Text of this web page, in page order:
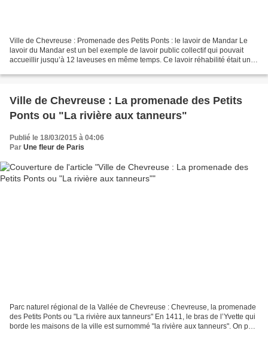
Ville de Chevreuse : Promenade des Petits Ponts : le lavoir de Mandar Le
lavoir du Mandar est un bel exemple de lavoir public collectif qui pouvait
accueillir jusqu’à 12 laveuses en même temps. Ce lavoir réhabilité était un
Ville de Chevreuse : La promenade des Petits
Ponts ou "La rivière aux tanneurs"
Publié le 18/03/2015 à 04:06
Par Une fleur de Paris
Parc naturel régional de la Vallée de Chevreuse : Chevreuse, la promenade
des Petits Ponts ou "La rivière aux tanneurs" En 1411, le bras de l’Yvette qui
borde les maisons de la ville est surnommé "la rivière aux tanneurs". On peut